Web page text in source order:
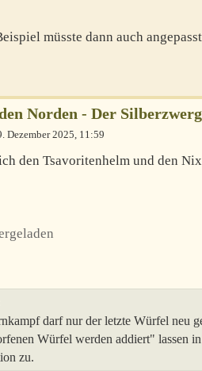
müsste dann auch
Norden - Der Silberzwerg
Dezember 2025, 11:59
den Tsavoritenhelm und den
darf nur der letzte Würfel neu
Würfel werden addiert" lassen
zu.